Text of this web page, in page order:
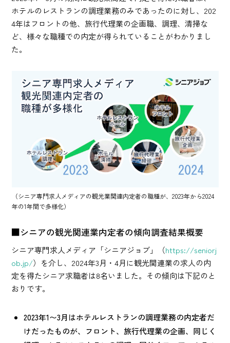
ホテルのレストランの調理業務のみであったのに対し、202
4年はフロントの他、旅行代理業の企画職、調理、清掃な
ど、様々な職種での内定が得られていることがわかりまし
た。
（シニア専門求人メディアの観光業関連内定者の職種が、2023年から2024
年の1年間で多様化）
■シニアの観光関連業内定者の傾向調査結果概要
シニア専門求人メディア「シニアジョブ」（https://seniorj
ob.jp/）を介し、2024年3月・4月に観光関連業の求人の内
定を得たシニア求職者は8名いました。その傾向は下記のと
おりです。
2023年1〜3月はホテルレストランの調理業務の内定者だ
けだったものが、フロント、旅行代理業の企画、同じく